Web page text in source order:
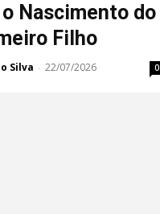
Nascimento do
Filho
Silva - 22/07/2026 0